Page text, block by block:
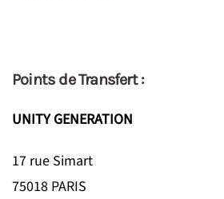
Points de Transfert :
UNITY GENERATION
17 rue Simart
75018 PARIS